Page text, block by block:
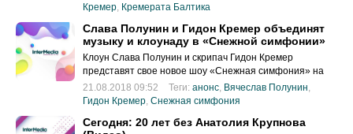
Кремер Кремерата Балтика
Слава Полунин и Гидон Кремер объединят
музыку и клоунаду в «Снежной симфонии»
Клоун Слава Полунин и скрипач Гидон Кремер
представят свое новое шоу «Снежная симфония» на
сцене Московского дворца молодежи (МДМ) с 24 по 31
октября 2018 года.
21.08.2018 09:52 Теги: анонс, Вячеслав Полунин,
Гидон Кремер, Снежная симфония
Сегодня: 20 лет без Анатолия Крупнова